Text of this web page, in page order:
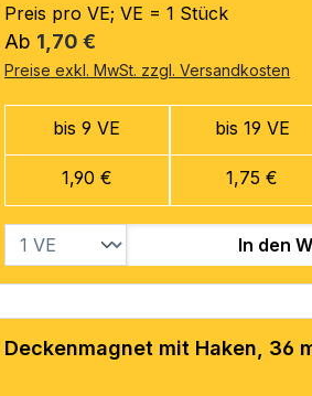
Preis pro VE; VE = 1 Stück
Regulärer Preis:
Ab 1,70 €
Preise exkl. MwSt. zzgl. Versandkosten
bis 9 VE
1,90 €
bis 19 VE
1,75 €
In den
Deckenmagnet mit Haken, 36